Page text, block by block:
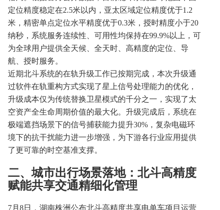
定位精度稳定在2.5米以内，亚太区域定位精度优于1.2
米，精密单点定位水平精度优于0.3米，授时精度小于20
纳秒，系统服务连续性、可用性均保持在99.9%以上，可
为全球用户提供全天候、全天时、高精度的定位、导
航、授时服务。
近期北斗系统的在轨升级工作已按期完成，本次升级通
过软件在轨重构方式实现了星上信号处理能力的优化，
升级成本仅为传统替换卫星模式的千分之一，实现了太
空资产全生命周期价值的最大化。升级完成后，系统在
极端遮挡场景下的信号捕获能力提升30%，复杂电磁环
境下的抗干扰能力进一步增强，为下游各行业应用提供
了更可靠的时空基准支撑。
二、城市出行场景落地：北斗高精度
赋能共享交通精细化管理
7月8日，湖南株洲公布北斗高精度共享电单车项目运营